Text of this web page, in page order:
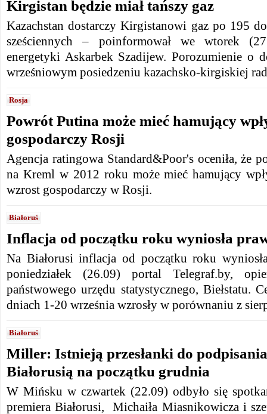
Kirgistan będzie miał tańszy gaz
Kazachstan dostarczy Kirgistanowi gaz po 195
sześciennych – poinformował we wtorek
energetyki Askarbek Szadijew. Porozumienie o
wrześniowym posiedzeniu kazachsko-kirgiskiej
Rosja
Powrót Putina może mieć hamujący
gospodarczy Rosji
Agencja ratingowa Standard&Poor's oceniła, że
na Kreml w 2012 roku może mieć hamujący
wzrost gospodarczy w Rosji.
Białoruś
Inflacja od początku roku wyniosła
Na Białorusi inflacja od początku roku
poniedziałek (26.09) portal Telegraf.by,
państwowego urzędu statystycznego, Biełstatu.
dniach 1-20 września wzrosły w porównaniu z
Białoruś
Miller: Istnieją przesłanki do
Białorusią na początku grudnia
W Mińsku w czwartek (22.09) odbyło się
premiera Białorusi, Michaiła Miasnikowicza i